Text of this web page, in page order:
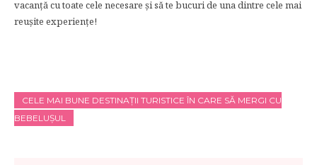
vacanţă cu toate cele necesare şi să te bucuri de una dintre cele mai
reuşite experienţe!
CELE MAI BUNE DESTINAŢII TURISTICE ÎN CARE SĂ MERGI CU
BEBELUŞUL